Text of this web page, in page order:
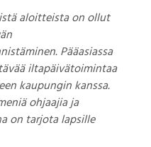
aloitteista on ollut
Pääasiassa
iltapäivätoimintaa
kaupungin kanssa.
ohjaajia ja
on tarjota lapsille